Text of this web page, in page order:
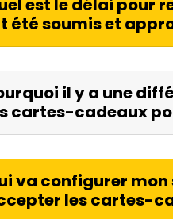
est le délai pour
été soumis et
il y a une
cartes-cadeaux
va configurer
les cartes-